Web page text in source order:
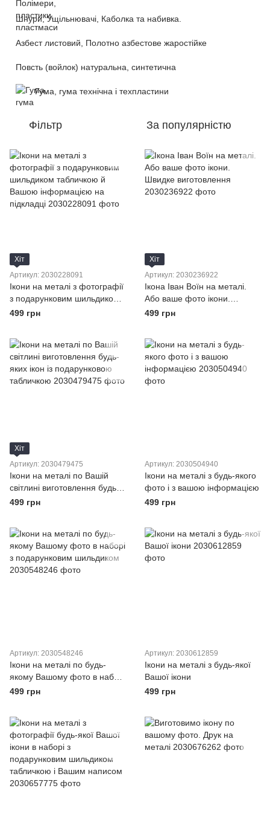
Шнури, Ущільнювачі, Каболка та набивка.
Азбест листовий, Полотно азбестове жаростійке
Повсть (войлок) натуральна, синтетична
Гума, гума технічна і техпластини
Фільтр За популярністю
Хіт
Артикул: 2030228091
Ікони на металі з фотографії
з подарунковим шильдиком
табличкою й Вашою
499 грн
Хіт
Артикул: 2030236922
Ікона Іван Воїн на металі.
Або ваше фото ікони.
Швидке виготовлення
499 грн
Хіт
Артикул: 2030479475
Ікони на металі по Вашій
світлині виготовлення будь-
яких ікон із подарунковою
499 грн
Артикул: 2030504940
Ікони на металі з будь-якого
фото і з вашою інформацією
499 грн
Артикул: 2030548246
Ікони на металі по будь-
якому Вашому фото в наборі
з подарунковим шильдиком
499 грн
Артикул: 2030612859
Ікони на металі з будь-якої
Вашої ікони
499 грн